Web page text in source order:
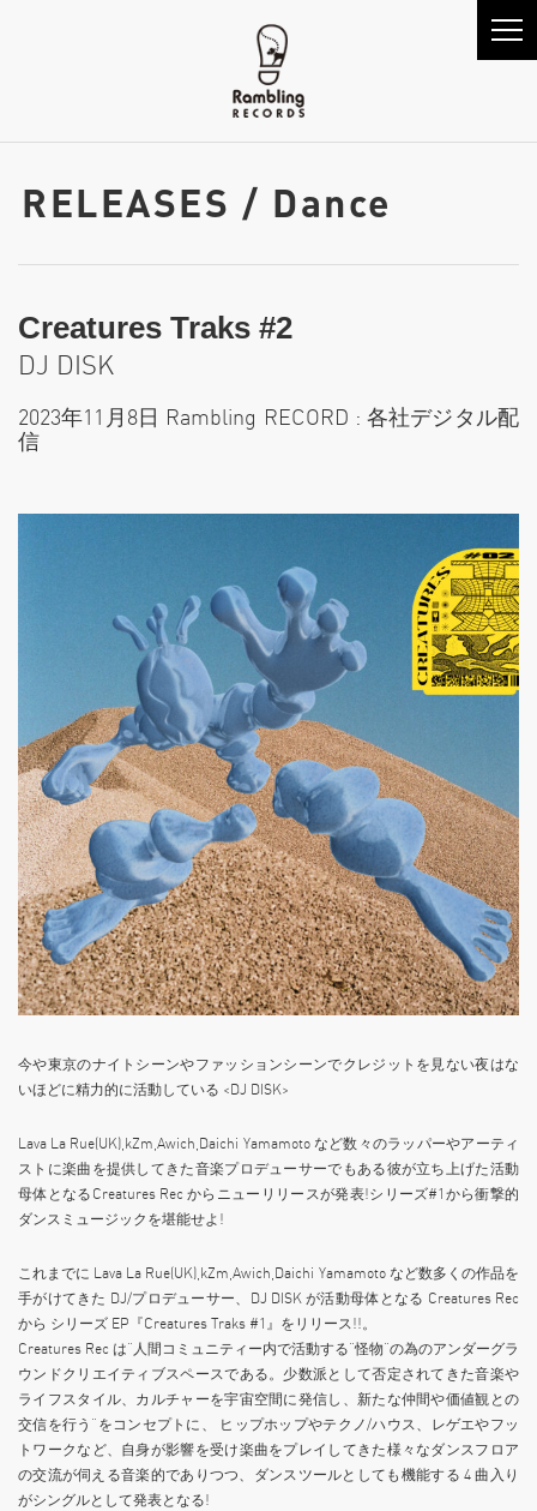
RELEASES / Dance
Creatures Traks #2
DJ DISK
2023年11月8日 Rambling RECORD : 各社デジタル配
信
今や東京のナイトシーンやファッションシーンでクレジットを見ない夜はな
いほどに精力的に活動している <DJ DISK>
Lava La Rue(UK),kZm,Awich,Daichi Yamamoto など数々のラッパーやアーティ
ストに楽曲を提供してきた音楽プロデューサーでもある彼が立ち上げた活動
母体となるCreatures Rec からニューリリースが発表!シリーズ#1から衝撃的
ダンスミュージックを堪能せよ!
これまでに Lava La Rue(UK),kZm,Awich,Daichi Yamamoto など数多くの作品を
手がけてきた DJ/プロデューサー、DJ DISK が活動母体となる Creatures Rec
から シリーズ EP『Creatures Traks #1』をリリース!!。
Creatures Rec は“人間コミュニティー内で活動する”怪物”の為のアンダーグラ
ウンドクリエイティブスペースである。少数派として否定されてきた音楽や
ライフスタイル、カルチャーを宇宙空間に発信し、新たな仲間や価値観との
交信を行う“をコンセプトに、 ヒップホップやテクノ/ハウス、レゲエやフッ
トワークなど、自身が影響を受け楽曲をプレイしてきた様々なダンスフロア
の交流が伺える音楽的でありつつ、ダンスツールとしても機能する 4 曲入り
がシングルとして発表となる!